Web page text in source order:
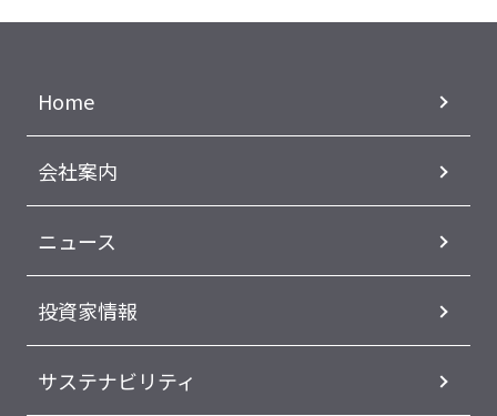
Home
会社案内
ニュース
投資家情報
サステナビリティ